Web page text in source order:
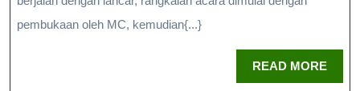
pembukaan oleh MC, kemudian{...}
READ MORE